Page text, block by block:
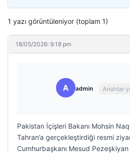
1 yazı görüntüleniyor (toplam 1)
18/05/2026: 9:18 pm
A admin Anahtar
Pakistan İçişleri Bakanı Mohsin
Tahran’a gerçekleştirdiği resmi
Cumhurbaşkanı Mesud